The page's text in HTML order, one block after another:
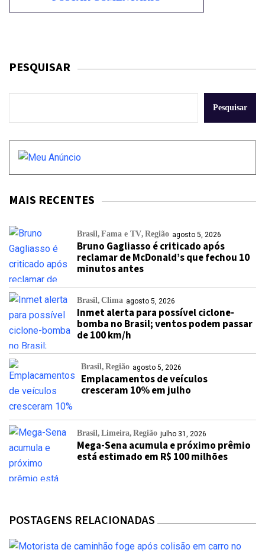
PESQUISAR
Pesquisar
MAIS RECENTES
Brasil Fama e TV Região agosto 5, 2026
Bruno Gagliasso é criticado após
reclamar de McDonald’s que fechou 10
minutos antes
Brasil Clima agosto 5, 2026
Inmet alerta para possível ciclone-
bomba no Brasil; ventos podem passar
de 100 km/h
Brasil Região agosto 5, 2026
Emplacamentos de veículos
cresceram 10% em julho
Brasil Limeira Região julho 31, 2026
Mega-Sena acumula e próximo prêmio
está estimado em R$ 100 milhões
POSTAGENS RELACIONADAS